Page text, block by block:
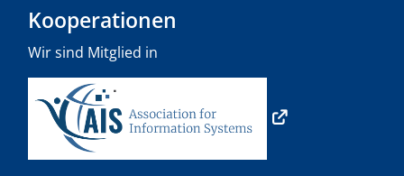
Kooperationen
Wir sind Mitglied in